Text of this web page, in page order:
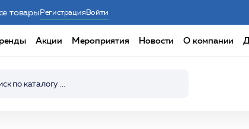
товарыРегистрацияВойти
Акции Мероприятия Новости О компании